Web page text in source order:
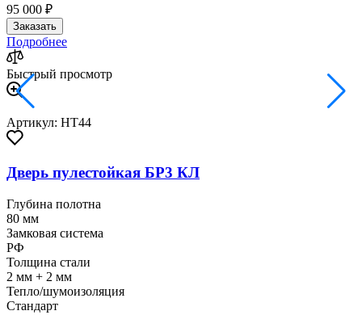
95 000 ₽
Заказать
Подробнее
Быстрый просмотр
Артикул: HT44
Дверь пулестойкая БР3 КЛ
Глубина полотна
80 мм
Замковая система
РФ
Толщина стали
2 мм + 2 мм
Тепло/шумоизоляция
Стандарт